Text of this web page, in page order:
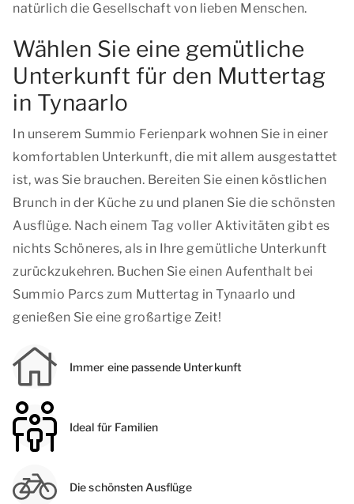
natürlich die Gesellschaft von lieben Menschen.
Wählen Sie eine gemütliche
Unterkunft für den Muttertag
in Tynaarlo
In unserem Summio Ferienpark wohnen Sie in einer
komfortablen Unterkunft, die mit allem ausgestattet
ist, was Sie brauchen. Bereiten Sie einen köstlichen
Brunch in der Küche zu und planen Sie die schönsten
Ausflüge. Nach einem Tag voller Aktivitäten gibt es
nichts Schöneres, als in Ihre gemütliche Unterkunft
zurückzukehren. Buchen Sie einen Aufenthalt bei
Summio Parcs zum Muttertag in Tynaarlo und
genießen Sie eine großartige Zeit!
Immer eine passende Unterkunft
Ideal für Familien
Die schönsten Ausflüge